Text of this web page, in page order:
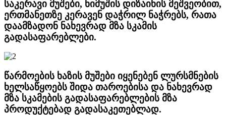
საკერავი მუშები, ნიმუშის დიზაინის მეშვეობით,
ერთმანეთზე კერავენ დაჭრილ ნაჭრებს, რათა
დაამზადონ ნახევრად მზა სკამის
გადასაფარებლები.
წარმოების ხაზის მუშები იყენებენ ლურსმნების
ხელსაწყოებს შიდა თაროებისა და ნახევრად
მზა სკამების გადასაფარებლების მზა
პროდუქტებად გადასაკეთებლად.